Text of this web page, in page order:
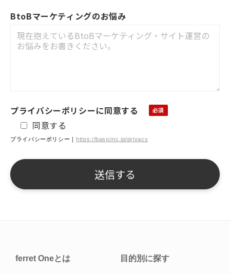
BtoBマーケティングのお悩み
プライバシーポリシーに同意する
同意する
プライバシーポリシー｜https://basicinc.jp/privacy
ferret Oneとは 目的別に探す